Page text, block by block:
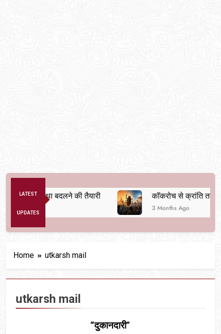
LATEST
UPDATES
व्यवस्था बदलने की तैयारी कॉकरोच से क्रांति तक
3 Months Ago
Home utkarsh mail
utkarsh mail
“दुकानदारी”